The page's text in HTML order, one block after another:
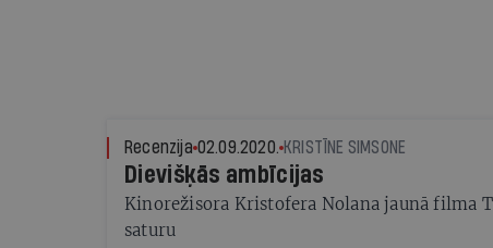
Recenzija 02.09.2020. KRISTĪNE SIMSONE
Dievišķās ambīcijas
Kinorežisora Kristofera Nolana jaunā filma
saturu